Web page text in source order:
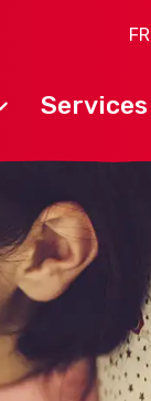
FR
Services